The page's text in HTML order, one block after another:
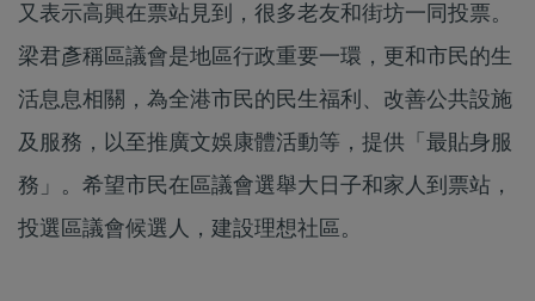
又表示高興在票站見到，很多老友和街坊一同投票。
梁君彥稱區議會是地區行政重要一環，更和市民的生
活息息相關，為全港市民的民生福利、改善公共設施
及服務，以至推廣文娛康體活動等，提供「最貼身服
務」。希望市民在區議會選舉大日子和家人到票站，
投選區議會候選人，建設理想社區。